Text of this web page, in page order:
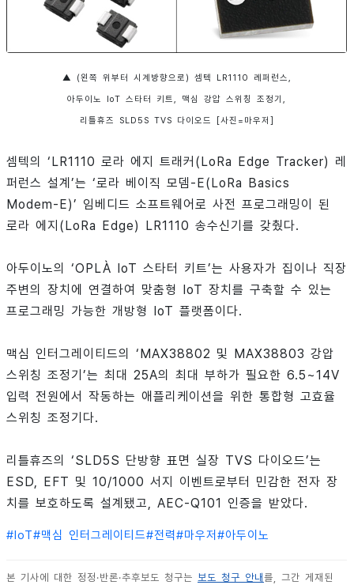
▲ (왼쪽 위부터 시계방향으로) 셈텍 LR1110 레퍼런스,
아두이노 IoT 스타터 키트, 맥심 강압 스위칭 조정기,
리틀휴즈 SLD5S TVS 다이오드 [사진=마우저]
셈텍의 ‘LR1110 로라 에지 트래커(LoRa Edge Tracker) 레
퍼런스 설계’는 ‘로라 베이직 모뎀-E(LoRa Basics
Modem-E)’ 임베디드 소프트웨어로 사전 프로그래밍이 된
로라 에지(LoRa Edge) LR1110 송수신기를 갖췄다.
아두이노의 ‘OPLÀ IoT 스타터 키트’는 사용자가 집이나 직장
주변의 장치에 연결하여 맞춤형 IoT 장치를 구축할 수 있는
프로그래밍 가능한 개방형 IoT 플랫폼이다.
맥심 인터그레이티드의 ‘MAX38802 및 MAX38803 강압
스위칭 조정기’는 최대 25A의 최대 부하가 필요한 6.5~14V
입력 전원에서 작동하는 애플리케이션을 위한 통합형 고효율
스위칭 조정기다.
리틀휴즈의 ‘SLD5S 단방향 표면 실장 TVS 다이오드’는
ESD, EFT 및 10/1000 서지 이벤트로부터 민감한 전자 장
치를 보호하도록 설계됐고, AEC-Q101 인증을 받았다.
#IoT#맥심 인터그레이티드#전력#마우저 #아두이노
본 기사에 대한 정정·반론·추후보도 청구는 보도 청구 안내를, 그간 게재된